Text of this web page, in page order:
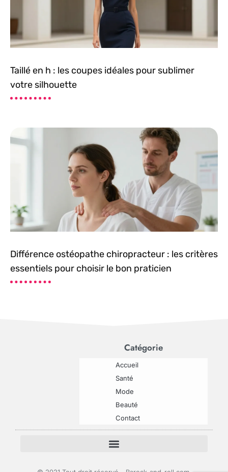
Taillé en h : les coupes idéales pour sublimer
votre silhouette
Différence ostéopathe chiropracteur : les critères
essentiels pour choisir le bon praticien
Catégorie
Accueil
Santé
Mode
Beauté
Contact